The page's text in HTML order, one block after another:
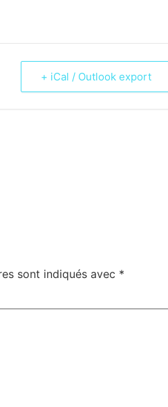
+ iCal / Outlook export
sont indiqués avec *